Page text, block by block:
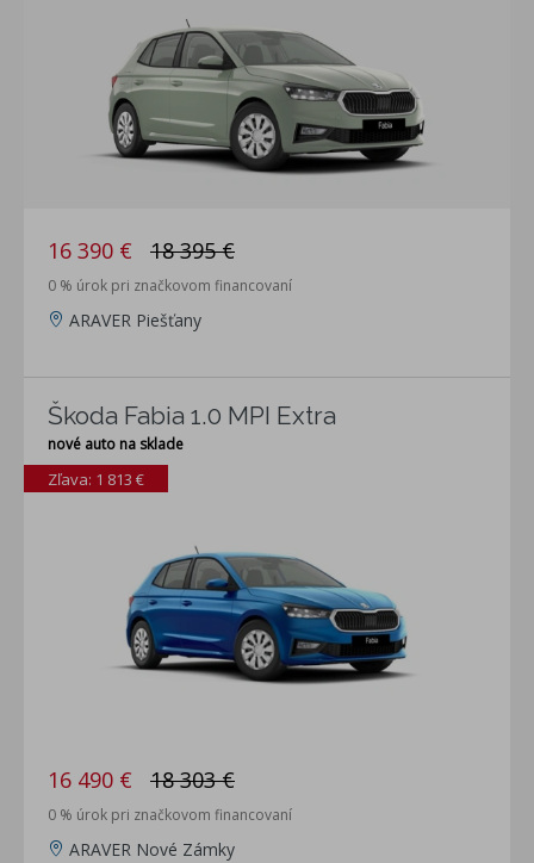
16 390 € 18 395 €
0 % úrok pri značkovom financovaní
ARAVER Piešťany
Škoda Fabia 1.0 MPI Extra
nové auto na sklade
Zľava: 1 813 €
16 490 € 18 303 €
0 % úrok pri značkovom financovaní
ARAVER Nové Zámky